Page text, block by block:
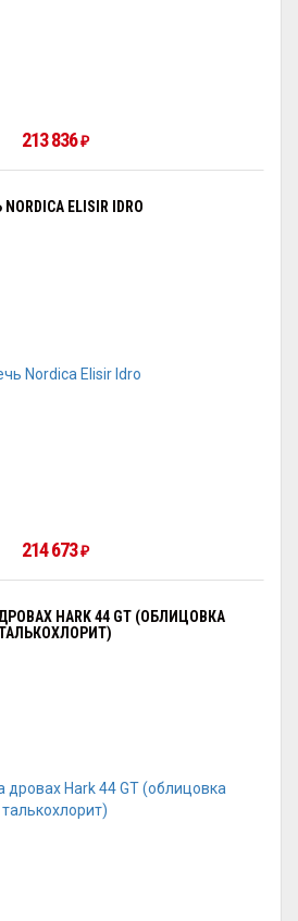
213 836₽
ELISIR IDRO
214 673₽
HARK 44 GT (ОБЛИЦОВКА